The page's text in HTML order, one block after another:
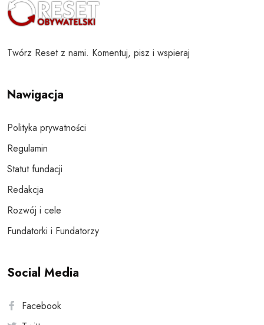
Twórz Reset z nami. Komentuj, pisz i wspieraj
Nawigacja
Polityka prywatności
Regulamin
Statut fundacji
Redakcja
Rozwój i cele
Fundatorki i Fundatorzy
Social Media
Facebook